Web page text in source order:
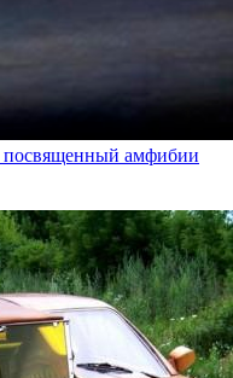
посвященный амфибии